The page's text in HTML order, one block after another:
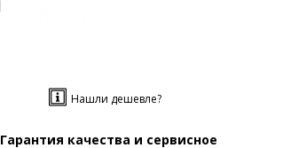
Нашли дешевле?
Гарантия качества и сервисное